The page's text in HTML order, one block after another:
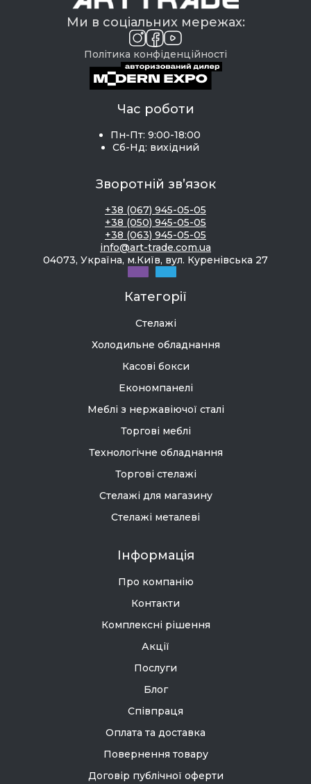
Ми в соціальних мережах:
Політика конфіденційності
Час роботи
Пн-Пт: 9:00-18:00
Сб-Нд: вихідний
Зворотній зв’язок
+38 (067) 945-05-05
+38 (050) 945-05-05
+38 (063) 945-05-05
info@art-trade.com.ua
04073, Україна, м.Київ, вул. Куренівська 27
Категорії
Стелажі
Холодильне обладнання
Касові бокси
Економпанелі
Меблі з нержавіючої сталі
Торгові меблі
Технологічне обладнання
Торгові стелажі
Стелажі для магазину
Стелажі металеві
Інформація
Про компанію
Контакти
Комплексні рішення
Акції
Послуги
Блог
Співпраця
Оплата та доставка
Повернення товару
Договір публічної оферти